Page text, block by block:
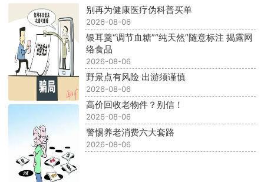
别再为健康医疗伪科普买单
2026-08-06
银耳羹“调节血糖”“纯天然”随意标注 揭露网
络食品
2026-08-06
野景点有风险 出游须谨慎
2026-08-06
高价回收老物件？别信！
2026-08-06
警惕养老消费六大套路
2026-08-06